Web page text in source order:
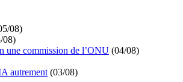
08)
08)
une commission de l’ONU (04/08)
autrement (03/08)